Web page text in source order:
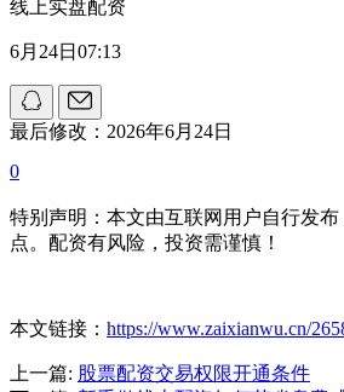
线上实盘配资
6月24日07:13
最后修改：2026年6月24日
0
特别声明：本文由互联网用户自行发
点。配资有风险，投资需谨慎！
本文链接： https://www.zaixianwu.cn/
上一篇: 股票配资交易权限开通条件